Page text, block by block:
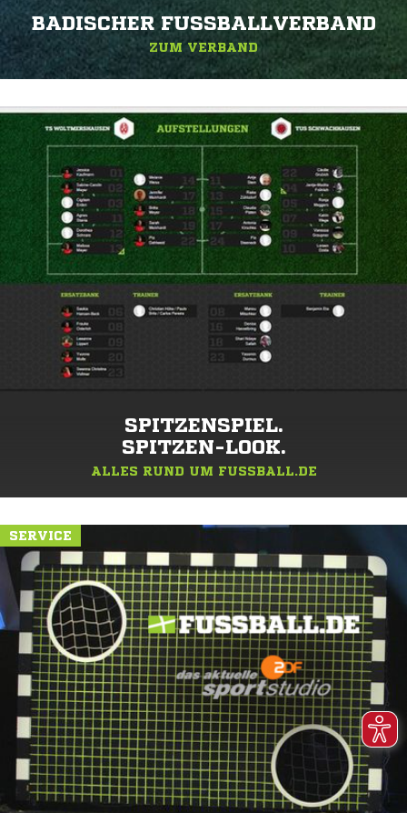
BADISCHER FUSSBALLVERBAND
ZUM VERBAND
SPITZENSPIEL.
SPITZEN-LOOK.
ALLES RUND UM FUSSBALL.DE
SERVICE